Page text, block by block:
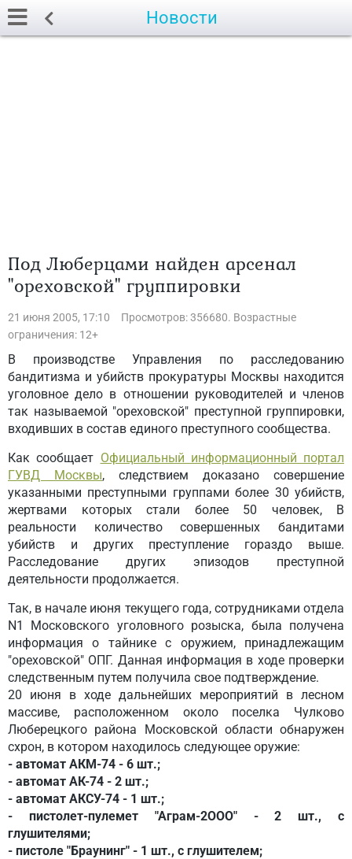
Новости
Под Люберцами найден арсенал
"ореховской" группировки
21 июня 2005, 17:10
Просмотров: 356680. Возрастные
ограничения: 12+
В производстве Управления по расследованию
бандитизма и убийств прокуратуры Москвы находится
уголовное дело в отношении руководителей и членов
так называемой "ореховской" преступной группировки,
входивших в состав единого преступного сообщества.
Как сообщает Официальный информационный портал
ГУВД Москвы, следствием доказано совершение
указанными преступными группами более 30 убийств,
жертвами которых стали более 50 человек, В
реальности количество совершенных бандитами
убийств и других преступление гораздо выше.
Расследование других эпизодов преступной
деятельности продолжается.
Так, в начале июня текущего года, сотрудниками отдела
N1 Московского уголовного розыска, была получена
информация о тайнике с оружием, принадлежащим
"ореховской" ОПГ. Данная информация в ходе проверки
следственным путем получила свое подтверждение.
20 июня в ходе дальнейших мероприятий в лесном
массиве, расположенном около поселка Чулково
Люберецкого района Московской области обнаружен
схрон, в котором находилось следующее оружие:
- автомат АКМ-74 - 6 шт.;
- автомат АК-74 - 2 шт.;
- автомат АКСУ-74 - 1 шт.;
- пистолет-пулемет "Аграм-2ООО" - 2 шт., с
глушителями;
- пистоле "Браунинг" - 1 шт., с глушителем;